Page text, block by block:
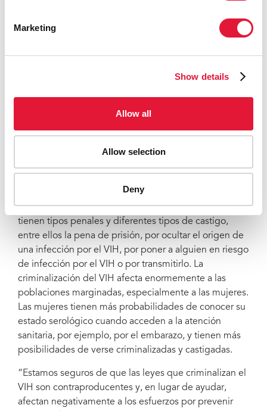
Marketing
Show details
Allow all
Allow selection
Deny
Nargis sigue trabajando como asesora voluntaria sobre
revisión de los artículos que criminalizan la transmisión
“Siempre digo que tendría que haber más
Ahora todo ha cambiado: hay tratamiento y
prevención.“Un diagnóstico de VIH no debería ser
una condena: solo es un diagnóstico”
La mayoría de países de Europa oriental y Asia central
tienen tipos penales y diferentes tipos de castigo,
entre ellos la pena de prisión, por ocultar el origen de
una infección por el VIH, por poner a alguien en riesgo
de infección por el VIH o por transmitirlo. La
criminalización del VIH afecta enormemente a las
poblaciones marginadas, especialmente a las mujeres.
Las mujeres tienen más probabilidades de conocer su
estado serológico cuando acceden a la atención
sanitaria, por ejemplo, por el embarazo, y tienen más
posibilidades de verse criminalizadas y castigadas.
“Estamos seguros de que las leyes que criminalizan el
VIH son contraproducentes y, en lugar de ayudar,
afectan negativamente a los esfuerzos por prevenir